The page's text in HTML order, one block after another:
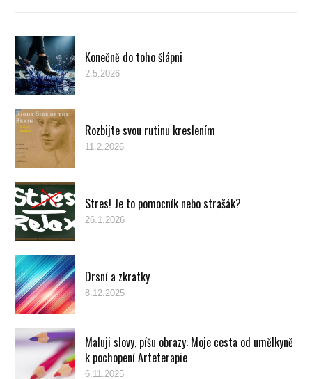
Konečně do toho šlápni
2.5.2026
Rozbijte svou rutinu kreslením
11.2.2026
Stres! Je to pomocník nebo strašák?
26.1.2026
Drsní a zkratky
8.12.2025
Maluji slovy, píšu obrazy: Moje cesta od umělkyně
k pochopení Arteterapie
6.11.2025